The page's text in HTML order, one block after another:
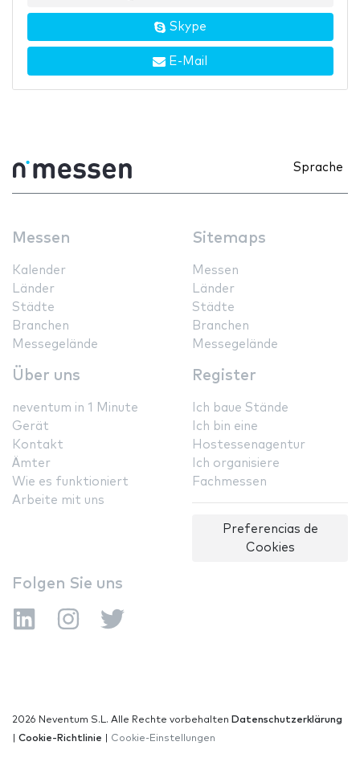
Skype
E-Mail
Sprache
Messen
Kalender
Länder
Städte
Branchen
Messegelände
Sitemaps
Messen
Länder
Städte
Branchen
Messegelände
Über uns
neventum in 1 Minute
Gerät
Kontakt
Ämter
Wie es funktioniert
Arbeite mit uns
Register
Ich baue Stände
Ich bin eine
Hostessenagentur
Ich organisiere
Fachmessen
Preferencias de
Cookies
Folgen Sie uns
2026 Neventum S.L. Alle Rechte vorbehalten Datenschutzerklärung
Cookie-Richtlinie Cookie-Einstellungen